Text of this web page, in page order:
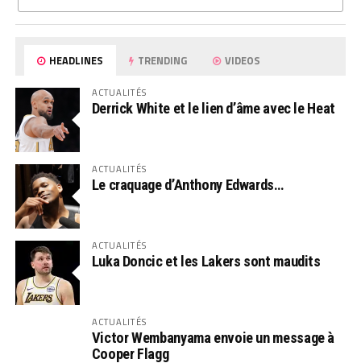
HEADLINES TRENDING VIDEOS
ACTUALITÉS
Derrick White et le lien d’âme avec le Heat
ACTUALITÉS
Le craquage d’Anthony Edwards…
ACTUALITÉS
Luka Doncic et les Lakers sont maudits
ACTUALITÉS
Victor Wembanyama envoie un message à
Cooper Flagg